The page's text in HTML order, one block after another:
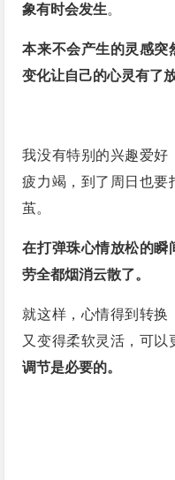
象有时会发生
本来不会产生的灵感突
变化让自己的心灵有了
我没有特别的兴趣爱好
疲力竭，到了周日也要
茧。
在打弹珠心情放松的瞬
劳全都烟消云散了。
就这样，心情得到转换
又变得柔软灵活，可以
调节是必要的。